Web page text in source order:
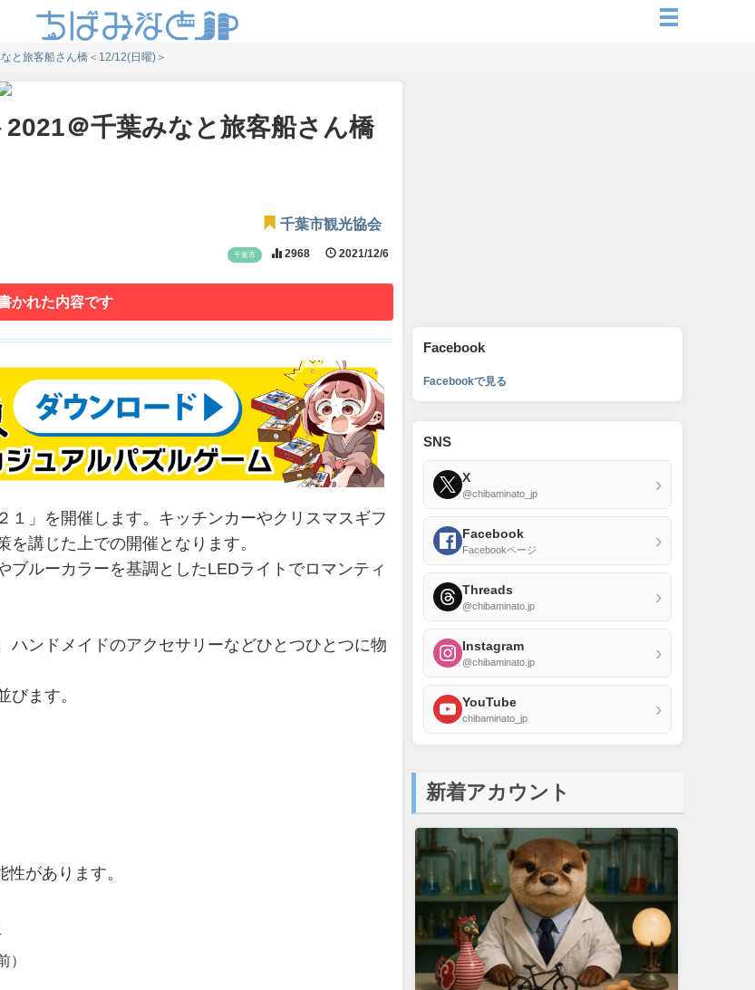
と旅客船さん橋＜12/12(日曜)＞
＠千葉みなと旅客船さん橋
千葉市観光協会
千葉市 2968 2021/12/6
かれた内容です
」を開催します。キッチンカーやクリスマスギフ
講じた上での開催となります。
ブルーカラーを基調としたLEDライトでロマンティ
ンドメイドのアクセサリーなどひとつひとつに物
ます。
があります。
）
Facebook
Facebookで見る
SNS
X
@chibaminato_jp ›
Facebook
Facebookページ ›
Threads
@chibaminato.jp ›
Instagram
@chibaminato.jp ›
YouTube
chibaminato_jp ›
新着アカウント